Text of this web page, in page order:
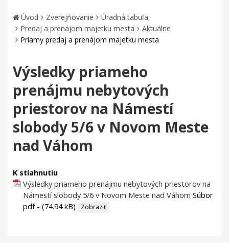
Úvod Zverejňovanie
Úradná tabuľa
Predaj a prenájom majetku mesta
Aktuálne
Priamy predaj a prenájom majetku mesta
Výsledky priameho
prenájmu nebytových
priestorov na Námestí
slobody 5/6 v Novom Meste
nad Váhom
K stiahnutiu
Výsledky priameho prenájmu nebytových priestorov na
Námestí slobody 5/6 v Novom Meste nad Váhom Súbor
pdf - (74.94 kB)
Zobraziť